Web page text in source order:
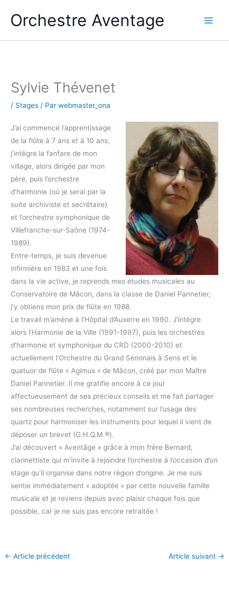
Orchestre Aventage
Sylvie Thévenet
/ Stages / Parwebmaster_ona
J’ai commencé l’apprentissage
de la flûte à 7 ans et à 10 ans,
j’intègre la fanfare de mon
village, alors dirigée par mon
père, puis l’orchestre
d’harmonie (où je serai par la
suite archiviste et secrétaire)
et l’orchestre symphonique de
Villefranche-sur-Saône (1974-
1989).
Entre-temps, je suis devenue
infirmière en 1983 et une fois
dans la vie active, je reprends mes études musicales au
Conservatoire de Mâcon, dans la classe de Daniel Pannetier,
j’y obtiens mon prix de flûte en 1988.
Le travail m’amène à l’Hôpital d’Auxerre en 1990. J’intègre
alors l’Harmonie de la Ville (1991-1997), puis les orchestres
d’harmonie et symphonique du CRD (2000-2010) et
actuellement l’Orchestre du Grand Sénonais à Sens et le
quatuor de flûte « Agimus » de Mâcon, créé par mon Maître
Daniel Pannetier. Il me gratifie encore à ce jour
affectueusement de ses précieux conseils et me fait partager
ses nombreuses recherches, notamment sur l’usage des
quartz pour harmoniser les instruments pour lequel il vient de
déposer un brevet (G.H.Q.M.®).
J’ai découvert « Aventâge » grâce à mon frère Bernard,
clarinettiste qui m’invite à rejoindre l’orchestre à l’occasion d’un
stage qu’il organise dans notre région d’origine. Je me suis
sentie immédiatement « adoptée » par cette nouvelle famille
musicale et je reviens depuis avec plaisir chaque fois que
possible, car je ne suis pas encore retraitée !
← Article précédent Article suivant →